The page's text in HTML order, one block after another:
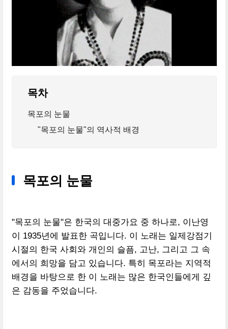
목차
목포의 눈물
"목포의 눈물"의 역사적 배경
목포의 눈물
"목포의 눈물"은 한국의 대중가요 중 하나로, 이난영
이 1935년에 발표한 곡입니다. 이 노래는 일제강점기
시절의 한국 사회와 개인의 슬픔, 고난, 그리고 그 속
에서의 희망을 담고 있습니다. 특히 목포라는 지역적
배경을 바탕으로 한 이 노래는 많은 한국인들에게 깊
은 감동을 주었습니다.